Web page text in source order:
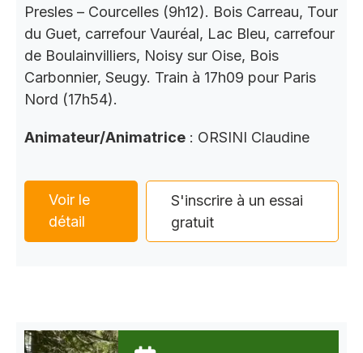
Presles – Courcelles (9h12). Bois Carreau, Tour
du Guet, carrefour Vauréal, Lac Bleu, carrefour
de Boulainvilliers, Noisy sur Oise, Bois
Carbonnier, Seugy. Train à 17h09 pour Paris
Nord (17h54).
Animateur/Animatrice : ORSINI Claudine
Voir le
détail
S'inscrire à un essai
gratuit